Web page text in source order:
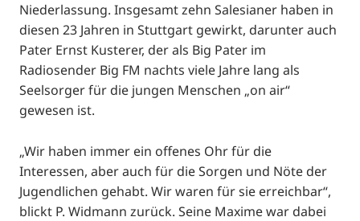
Niederlassung. Insgesamt zehn Salesianer haben in
diesen 23 Jahren in Stuttgart gewirkt, darunter auch
Pater Ernst Kusterer, der als Big Pater im
Radiosender Big FM nachts viele Jahre lang als
Seelsorger für die jungen Menschen „on air“
gewesen ist.
„Wir haben immer ein offenes Ohr für die
Interessen, aber auch für die Sorgen und Nöte der
Jugendlichen gehabt. Wir waren für sie erreichbar“,
blickt P. Widmann zurück. Seine Maxime war dabei